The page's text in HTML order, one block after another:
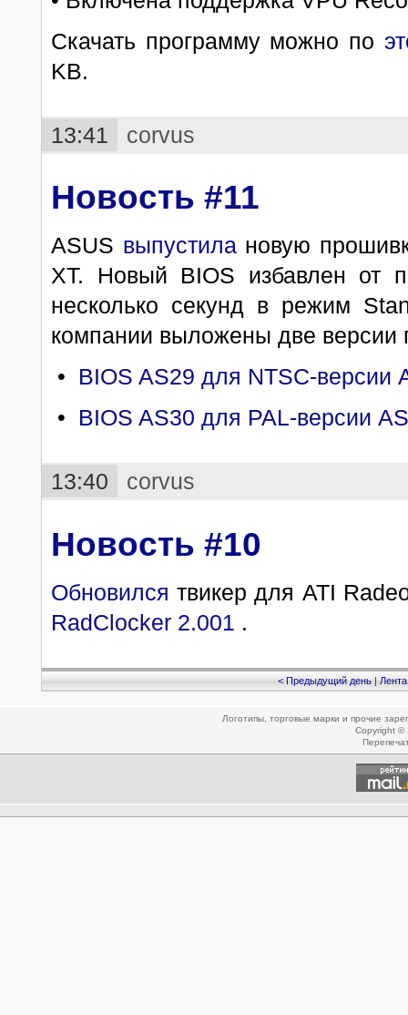
Скачать программу можно по
KB.
13:41 corvus
Новость #11
ASUS выпустила новую
XT. Новый BIOS избавлен от
несколько секунд в режим
компании выложены две версии
• BIOS AS29 для NTSC-версии
• BIOS AS30 для PAL-версии
13:40 corvus
Новость #10
Обновилсятвикер для ATI
RadClocker 2.001 .
< Предыдущий день|Лента
Логотипы, торговые марки и прочие
Copyright ©